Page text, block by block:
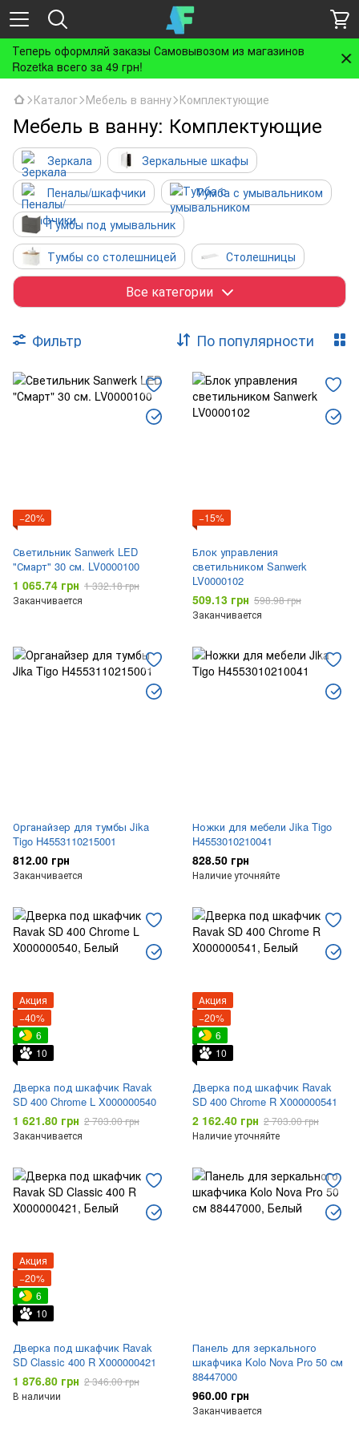
Теперь оформляй заказы Самовывозом из магазинов
Rozetka всего за 49 грн!
Каталог Мебель в ванну Комплектующие
Мебель в ванну: Комплектующие
Зеркала
Зеркальные шкафы
Пеналы/шкафчики
Тумба с умывальником
Тумбы под умывальник
Тумбы со столешницей
Столешницы
Комплекты мебели
Комплектующие
Все категории
Фильтр По популярности
−20%
Светильник Sanwerk LED
"Смарт" 30 см. LV0000100
1 065.74 грн 1 332.18 грн
Заканчивается
−15%
Блок управления
светильником Sanwerk
LV0000102
509.13 грн 598.98 грн
Заканчивается
Органайзер для тумбы Jika
Tigo H4553110215001
812.00 грн
Заканчивается
Ножки для мебели Jika Tigo
H4553010210041
828.50 грн
Наличие уточняйте
Акция
−40%
6
10
Дверка под шкафчик Ravak
SD 400 Chrome L X000000540
1 621.80 грн 2 703.00 грн
Заканчивается
Акция
−20%
6
10
Дверка под шкафчик Ravak
SD 400 Chrome R X000000541
2 162.40 грн 2 703.00 грн
Наличие уточняйте
Акция
−20%
6
10
Дверка под шкафчик Ravak
SD Classic 400 R X000000421
1 876.80 грн 2 346.00 грн
В наличии
Панель для зеркального
шкафчика Kolo Nova Pro 50 см
88447000
960.00 грн
Заканчивается